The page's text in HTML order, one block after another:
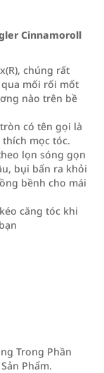
Cinnamoroll
chúng rất
mối rối mốt
nào trên bề
có tên gọi là
mọc tóc.
lọn sóng gọn
bụi bẩn ra khỏi
bềnh cho mái
căng tóc khi
Trong Phần
Phẩm.